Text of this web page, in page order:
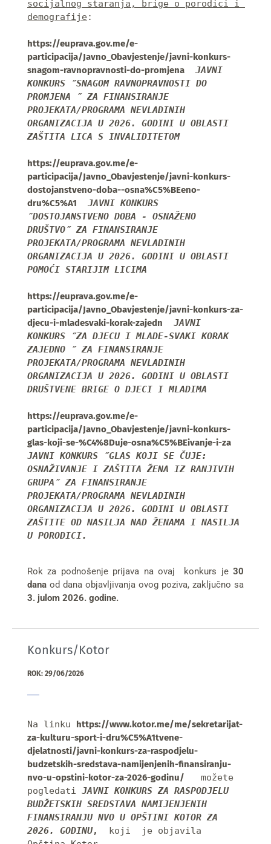
socijalnog staranja, brige o porodici i
demografije:
https://euprava.gov.me/e-
participacija/Javno_Obavjestenje/javni-konkurs-
snagom-ravnopravnosti-do-promjena
JAVNI
KONKURS ″SNAGOM RAVNOPRAVNOSTI DO
PROMJENA ″ ZA FINANSIRANJE
PROJEKATA/PROGRAMA NEVLADINIH
ORGANIZACIJA U 2026. GODINI U OBLASTI
ZAŠTITA LICA S INVALIDITETOM
https://euprava.gov.me/e-
participacija/Javno_Obavjestenje/javni-konkurs-
dostojanstveno-doba--osna%C5%BEeno-
dru%C5%A1
JAVNI KONKURS
″DOSTOJANSTVENO DOBA - OSNAŽENO
DRUŠTVO″ ZA FINANSIRANJE
PROJEKATA/PROGRAMA NEVLADINIH
ORGANIZACIJA U 2026. GODINI U OBLASTI
POMOĆI STARIJIM LICIMA
https://euprava.gov.me/e-
participacija/Javno_Obavjestenje/javni-konkurs-za-
djecu-i-mladesvaki-korak-zajedn
JAVNI
KONKURS ″ZA DJECU I MLADE-SVAKI KORAK
ZAJEDNO ″ ZA FINANSIRANJE
PROJEKATA/PROGRAMA NEVLADINIH
ORGANIZACIJA U 2026. GODINI U OBLASTI
DRUŠTVENE BRIGE O DJECI I MLADIMA
https://euprava.gov.me/e-
participacija/Javno_Obavjestenje/javni-konkurs-
glas-koji-se-%C4%8Duje-osna%C5%BEivanje-i-za
JAVNI KONKURS ″GLAS KOJI SE ČUJE:
OSNAŽIVANJE I ZAŠTITA ŽENA IZ RANJIVIH
GRUPA″ ZA FINANSIRANJE
PROJEKATA/PROGRAMA NEVLADINIH
ORGANIZACIJA U 2026. GODINI U OBLASTI
ZAŠTITE OD NASILJA NAD ŽENAMA I NASILJA
U PORODICI.
Rok za podnošenje prijava na ovaj konkurs je 30
dana od dana objavljivanja ovog poziva, zaključno sa
3. julom 2026. godine.
Konkurs/Kotor
ROK: 29/06/2026
Na linku
https://www.kotor.me/me/sekretarijat-
za-kulturu-sport-i-dru%C5%A1tvene-
djelatnosti/javni-konkurs-za-raspodjelu-
budzetskih-sredstava-namijenjenih-finansiranju-
nvo-u-opstini-kotor-za-2026-godinu/ možete
pogledati JAVNI KONKURS ZA RASPODJELU
BUDŽETSKIH SREDSTAVA NAMIJENJENIH
FINANSIRANJU NVO U OPŠTINI KOTOR ZA
2026. GODINU,